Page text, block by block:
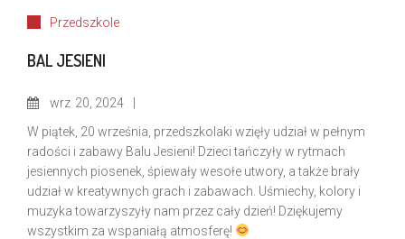
Przedszkole
BAL JESIENI
wrz 20, 2024
W piątek, 20 września, przedszkolaki wzięły udział w pełnym
radości i zabawy Balu Jesieni! Dzieci tańczyły w rytmach
jesiennych piosenek, śpiewały wesołe utwory, a także brały
udział w kreatywnych grach i zabawach. Uśmiechy, kolory i
muzyka towarzyszyły nam przez cały dzień! Dziękujemy
wszystkim za wspaniałą atmosferę!